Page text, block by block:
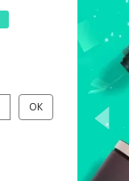
ОК